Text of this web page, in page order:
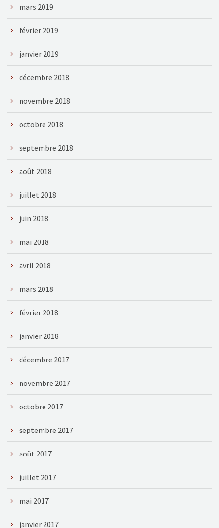
mars 2019
février 2019
janvier 2019
décembre 2018
novembre 2018
octobre 2018
septembre 2018
août 2018
juillet 2018
juin 2018
mai 2018
avril 2018
mars 2018
février 2018
janvier 2018
décembre 2017
novembre 2017
octobre 2017
septembre 2017
août 2017
juillet 2017
mai 2017
janvier 2017